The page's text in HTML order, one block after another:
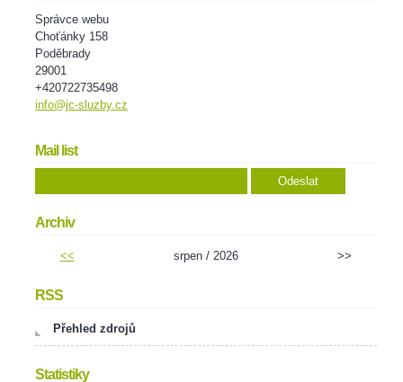
Správce webu
Choťánky 158
Poděbrady
29001
+420722735498
info@jc-sluzby.cz
Mail list
Archiv
<< srpen / 2026 >>
RSS
Přehled zdrojů
Statistiky